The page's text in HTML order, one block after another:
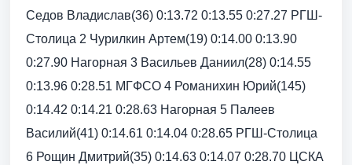
Седов Владислав(36) 0:13.72 0:13.55 0:27.27 РГШ-
Столица 2 Чурилкин Артем(19) 0:14.00 0:13.90
0:27.90 Нагорная 3 Васильев Даниил(28) 0:14.55
0:13.96 0:28.51 МГФСО 4 Романихин Юрий(145)
0:14.42 0:14.21 0:28.63 Нагорная 5 Палеев
Василий(41) 0:14.61 0:14.04 0:28.65 РГШ-Столица
6 Рощин Дмитрий(35) 0:14.63 0:14.07 0:28.70 ЦСКА